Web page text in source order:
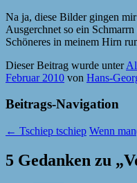
Na ja, diese Bilder gingen
Ausgerchnet so ein
Schöneres in meinem Hirn
Dieser Beitrag wurde unter
Februar 2010 von Hans-
Beitrags-Navigation
← Tschiep tschiep Wenn
5 Gedanken zu „